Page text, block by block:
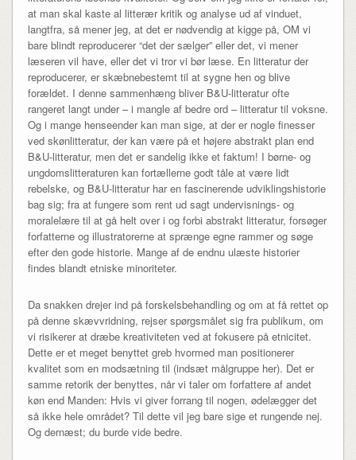
at man skal kaste al litterær kritik og analyse ud af vinduet,
langtfra, så mener jeg, at det er nødvendig at kigge på, OM vi
bare blindt reproducerer “det der sælger” eller det, vi mener
læseren vil have, eller det vi tror vi bør læse. En litteratur der
reproducerer, er skæbnebestemt til at sygne hen og blive
forældet. I denne sammenhæng bliver B&U-litteratur ofte
rangeret langt under – i mangle af bedre ord – litteratur til voksne.
Og i mange henseender kan man sige, at der er nogle finesser
ved skønlitteratur, der kan være på et højere abstrakt plan end
B&U-litteratur, men det er sandelig ikke et faktum! I børne- og
ungdomslitteraturen kan fortællerne godt tåle at være lidt
rebelske, og B&U-litteratur har en fascinerende udviklingshistorie
bag sig; fra at fungere som rent ud sagt undervisnings- og
moralelære til at gå helt over i og forbi abstrakt litteratur, forsøger
forfatterne og illustratorerne at sprænge egne rammer og søge
efter den gode historie. Mange af de endnu ulæste historier
findes blandt etniske minoriteter.
Da snakken drejer ind på forskelsbehandling og om at få rettet op
på denne skævvridning, rejser spørgsmålet sig fra publikum, om
vi risikerer at dræbe kreativiteten ved at fokusere på etnicitet.
Dette er et meget benyttet greb hvormed man positionerer
kvalitet som en modsætning til (indsæt målgruppe her). Det er
samme retorik der benyttes, når vi taler om forfattere af andet
køn end Manden: Hvis vi giver forrang til nogen, ødelægger det
så ikke hele området? Til dette vil jeg bare sige et rungende nej.
Og dernæst; du burde vide bedre.